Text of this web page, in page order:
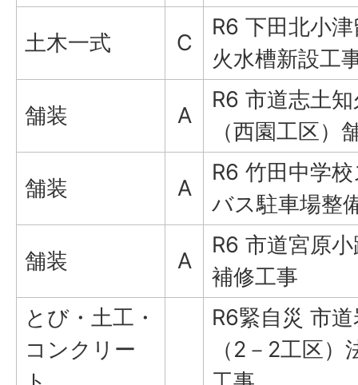
土木一式 C
R6 下田北小
火水槽新設工
舗装 A
R6 市道志土
（西園工区）
舗装 A
R6 竹田中学
バス駐車場整
舗装 A
R6 市道宮原
補修工事
とび・土工・
コンクリー
R6緊自災 市
（2－2工区）